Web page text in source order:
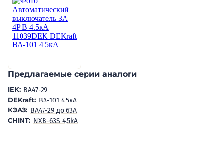
Предлагаемые серии аналоги
IEK: BA47-29
DEKraft: ВА-101 4.5кА
КЭАЗ: ВА47-29 до 63А
CHINT: NXB-63S 4,5kA